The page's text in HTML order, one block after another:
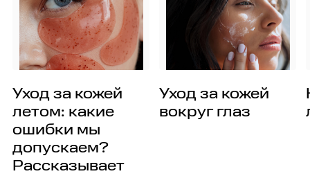
Уход за кожей
летом: какие
ошибки мы
допускаем?
Рассказывает
Уход за кожей
вокруг глаз